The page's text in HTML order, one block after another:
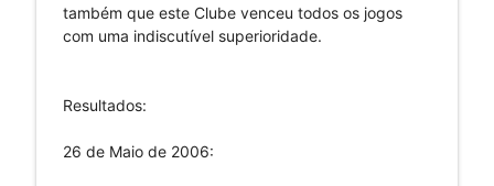
também que este Clube venceu todos os jogos
com uma indiscutível superioridade.
Resultados:
26 de Maio de 2006: